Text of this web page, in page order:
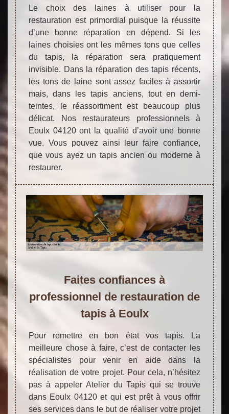
Le choix des laines à utiliser pour la
restauration est primordial puisque la réussite
d’une bonne réparation en dépend. Si les
laines choisies ont les mêmes tons que celles
du tapis, la réparation sera pratiquement
invisible. Dans la réparation des tapis récents,
les tons de laine sont assez faciles à assortir
mais, dans les tapis anciens, tout en demi-
teintes, le réassortiment est beaucoup plus
délicat. Nos restaurateurs professionnels à
Eoulx 04120 ont la qualité d’avoir une bonne
vue. Vous pouvez ainsi leur faire confiance,
que vous ayez un tapis ancien ou moderne à
restaurer.
Faites confiances à
professionnel de restauration de
tapis à Eoulx
Pour remettre en bon état vos tapis. La
meilleure chose à faire, c’est de contacter les
spécialistes pour venir en aide dans la
réalisation de votre projet. Pour cela, n’hésitez
pas à appeler Atelier du Tapis qui se trouve
dans Eoulx 04120 et qui est prêt à vous offrir
ses services dans le but de réaliser votre projet